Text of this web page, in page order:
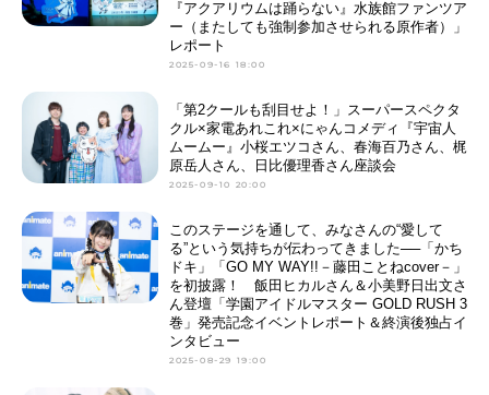
夏アニメ
男性声優/女性声優一覧
FOLLOW US
『アクアリウムは踊らない』水族館ファンツア
ー（またしても強制参加させられる原作者）」
レポート
2025-09-16 18:00
「第2クールも刮目せよ！」スーパースペクタ
クル×家電あれこれ×にゃんコメディ『宇宙人
ムームー』小桜エツコさん、春海百乃さん、梶
原岳人さん、日比優理香さん座談会
2025-09-10 20:00
このステージを通して、みなさんの“愛して
る”という気持ちが伝わってきました──「かち
ドキ」「GO MY WAY!!－藤田ことねcover－」
を初披露！ 飯田ヒカルさん＆小美野日出文さ
ん登壇「学園アイドルマスター GOLD RUSH 3
巻」発売記念イベントレポート＆終演後独占イ
ンタビュー
2025-08-29 19:00